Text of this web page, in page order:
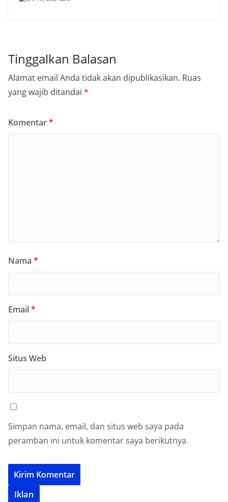
Tinggalkan Balasan
Alamat email Anda tidak akan dipublikasikan. Ruas
yang wajib ditandai *
Komentar*
Nama *
Email*
Situs Web
Simpan nama, email, dan situs web saya pada
peramban ini untuk komentar saya berikutnya.
Iklan